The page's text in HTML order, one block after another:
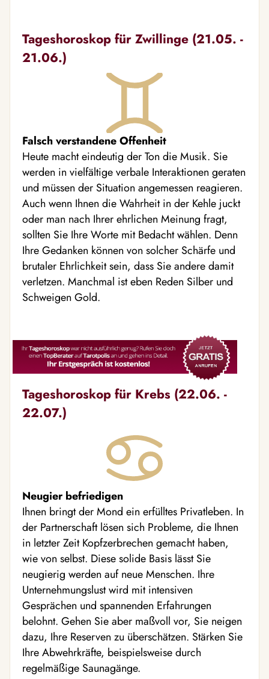
Tageshoroskop für Zwillinge (21.05. -
21.06.)
Falsch verstandene Offenheit
Heute macht eindeutig der Ton die Musik. Sie
werden in vielfältige verbale Interaktionen geraten
und müssen der Situation angemessen reagieren.
Auch wenn Ihnen die Wahrheit in der Kehle juckt
oder man nach Ihrer ehrlichen Meinung fragt,
sollten Sie Ihre Worte mit Bedacht wählen. Denn
Ihre Gedanken können von solcher Schärfe und
brutaler Ehrlichkeit sein, dass Sie andere damit
verletzen. Manchmal ist eben Reden Silber und
Schweigen Gold.
Tageshoroskop für Krebs (22.06. -
22.07.)
Neugier befriedigen
Ihnen bringt der Mond ein erfülltes Privatleben. In
der Partnerschaft lösen sich Probleme, die Ihnen
in letzter Zeit Kopfzerbrechen gemacht haben,
wie von selbst. Diese solide Basis lässt Sie
neugierig werden auf neue Menschen. Ihre
Unternehmungslust wird mit intensiven
Gesprächen und spannenden Erfahrungen
belohnt. Gehen Sie aber maßvoll vor, Sie neigen
dazu, Ihre Reserven zu überschätzen. Stärken Sie
Ihre Abwehrkräfte, beispielsweise durch
regelmäßige Saunagänge.